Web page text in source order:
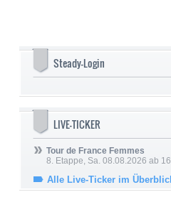
Steady-Login
LIVE-TICKER
Tour de France Femmes
8. Etappe, Sa. 08.08.2026 ab
Alle Live-Ticker im